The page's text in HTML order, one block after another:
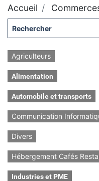
Accueil
Agriculteurs
Alimentation
Automobile et transports
Communication
Divers
Hébergement Cafés
Industries et PME